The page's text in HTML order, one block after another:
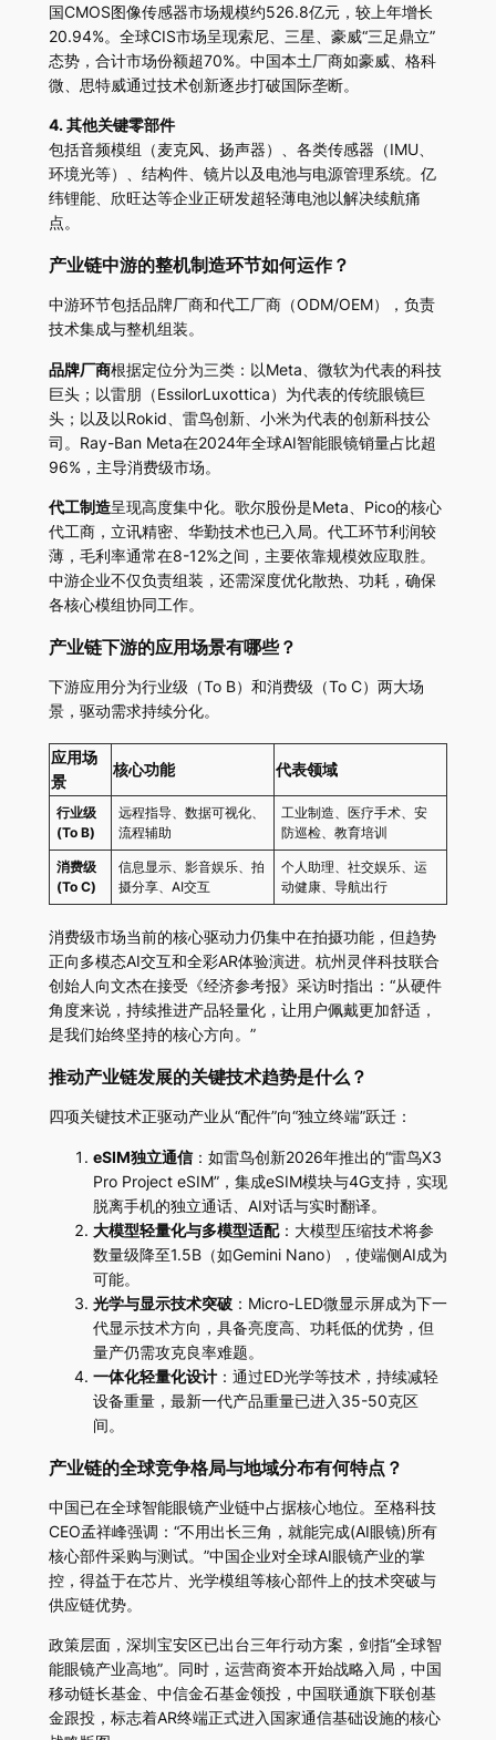
国CMOS图像传感器市场规模约526.8亿元，较上年增长
20.94%。全球CIS市场呈现索尼、三星、豪威“三足鼎立”
态势，合计市场份额超70%。中国本土厂商如豪威、格科
微、思特威通过技术创新逐步打破国际垄断。
4. 其他关键零部件
包括音频模组（麦克风、扬声器）、各类传感器（IMU、
环境光等）、结构件、镜片以及电池与电源管理系统。亿
纬锂能、欣旺达等企业正研发超轻薄电池以解决续航痛
点。
产业链中游的整机制造环节如何运作？
中游环节包括品牌厂商和代工厂商（ODM/OEM），负责
技术集成与整机组装。
品牌厂商根据定位分为三类：以Meta、微软为代表的科技
巨头；以雷朋（EssilorLuxottica）为代表的传统眼镜巨
头；以及以Rokid、雷鸟创新、小米为代表的创新科技公
司。Ray-Ban Meta在2024年全球AI智能眼镜销量占比超
96%，主导消费级市场。
代工制造呈现高度集中化。歌尔股份是Meta、Pico的核心
代工商，立讯精密、华勤技术也已入局。代工环节利润较
薄，毛利率通常在8-12%之间，主要依靠规模效应取胜。
中游企业不仅负责组装，还需深度优化散热、功耗，确保
各核心模组协同工作。
产业链下游的应用场景有哪些？
下游应用分为行业级（To B）和消费级（To C）两大场
景，驱动需求持续分化。
应用场
景
核心功能 代表领域
行业级
(To B)
远程指导、数据可视化、
流程辅助
工业制造、医疗手术、安
防巡检、教育培训
消费级
(To C)
信息显示、影音娱乐、拍
摄分享、AI交互
个人助理、社交娱乐、运
动健康、导航出行
消费级市场当前的核心驱动力仍集中在拍摄功能，但趋势
正向多模态AI交互和全彩AR体验演进。杭州灵伴科技联合
创始人向文杰在接受《经济参考报》采访时指出：“从硬件
角度来说，持续推进产品轻量化，让用户佩戴更加舒适，
是我们始终坚持的核心方向。”
推动产业链发展的关键技术趋势是什么？
四项关键技术正驱动产业从“配件”向“独立终端”跃迁：
eSIM独立通信：如雷鸟创新2026年推出的“雷鸟X3
Pro Project eSIM”，集成eSIM模块与4G支持，实现
脱离手机的独立通话、AI对话与实时翻译。
大模型轻量化与多模型适配：大模型压缩技术将参
数量级降至1.5B（如Gemini Nano），使端侧AI成为
可能。
光学与显示技术突破：Micro-LED微显示屏成为下一
代显示技术方向，具备亮度高、功耗低的优势，但
量产仍需攻克良率难题。
一体化轻量化设计：通过ED光学等技术，持续减轻
设备重量，最新一代产品重量已进入35-50克区
间。
产业链的全球竞争格局与地域分布有何特点？
中国已在全球智能眼镜产业链中占据核心地位。至格科技
CEO孟祥峰强调：“不用出长三角，就能完成(AI眼镜)所有
核心部件采购与测试。”中国企业对全球AI眼镜产业的掌
控，得益于在芯片、光学模组等核心部件上的技术突破与
供应链优势。
政策层面，深圳宝安区已出台三年行动方案，剑指“全球智
能眼镜产业高地”。同时，运营商资本开始战略入局，中国
移动链长基金、中信金石基金领投，中国联通旗下联创基
金跟投，标志着AR终端正式进入国家通信基础设施的核心